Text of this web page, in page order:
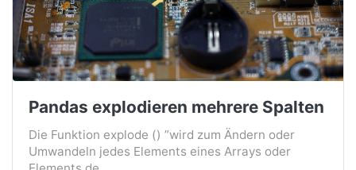
Pandas explodieren mehrere Spalten
Die Funktion explode () ”wird zum Ändern oder
Umwandeln jedes Elements eines Arrays oder